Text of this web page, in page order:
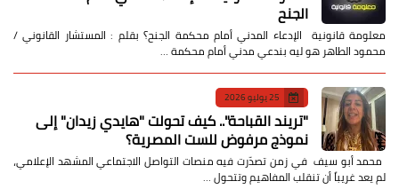
الجنح
معلومة قانونية الإدعاء المدني أمام محكمة الجنح؟ بقلم : المستشار القانوني /
محمود الطاهر هو ليه بندعي مدني أمام محكمة …
25 يوليو 2026
​"تريند القباحة".. كيف تحولت "هايدي زيدان" إلى
نموذج مرفوض للست المصرية؟
​ محمد أبو سيف ​في زمن تصدّرت فيه منصات التواصل الاجتماعي المشهد الإعلامي،
لم يعد غريباً أن تنقلب المفاهيم وتتحول …